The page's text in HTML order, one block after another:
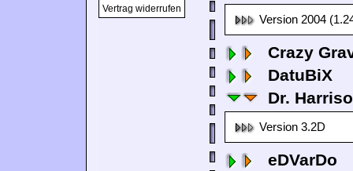
Vertrag widerrufen
Version 2004
Crazy
DatuBiX
Dr.
Version 3.2D
eDVarDo